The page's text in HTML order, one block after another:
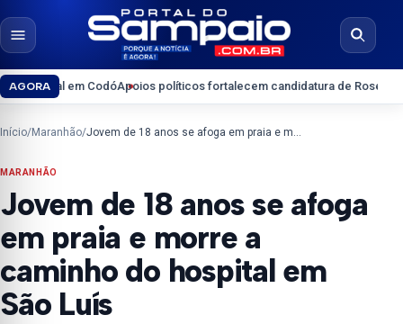
Pular para o conteúdo
Abrir menu
Abrir
AGORA
Codó Apoios políticos fortalecem candidatura de Roseana Sarney ao
Início/Maranhão/ Jovem de 18 anos se afoga em praia e morre a caminho do hospital em São Luís
MARANHÃO
Jovem de 18 anos se afoga
em praia e morre a
caminho do hospital em
São Luís